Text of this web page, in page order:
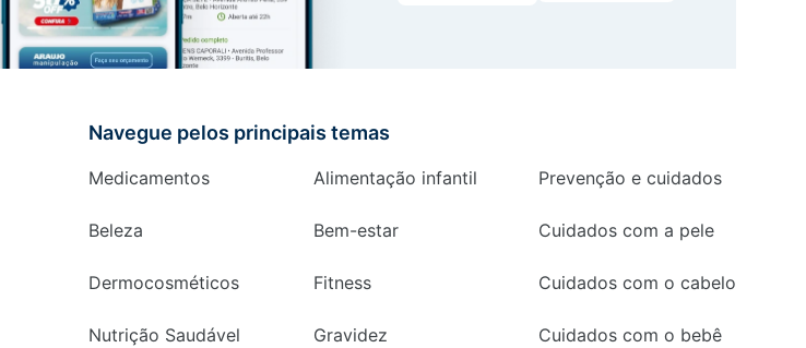
Navegue pelos principais temas
Medicamentos
Beleza
Dermocosméticos
Nutrição Saudável
Alimentação infantil
Bem-estar
Fitness
Gravidez
Prevenção e cuidados
Cuidados com a pele
Cuidados com o cabelo
Cuidados com o bebê